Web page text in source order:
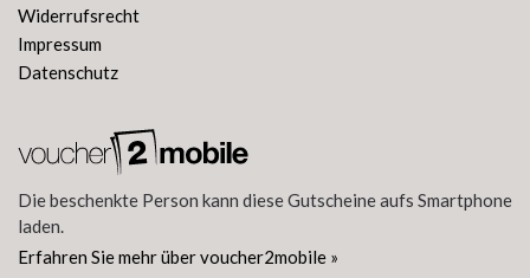
Widerrufsrecht
Impressum
Datenschutz
Die beschenkte Person kann diese Gutscheine aufs Smartphone
laden.
Erfahren Sie mehr über voucher2mobile »